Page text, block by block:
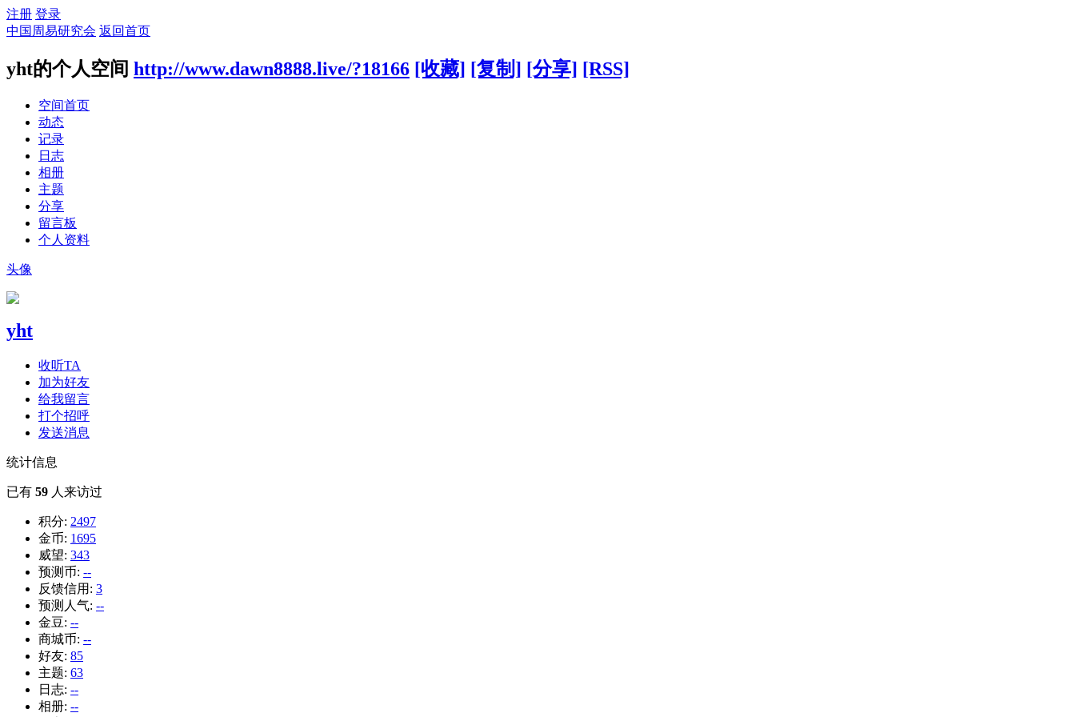
注册 登录
中国周易研究会 返回首页
yht的个人空间 http://www.dawn8888.live/?18166 [收藏] [复制] [分享] [RSS]
空间首页
动态
记录
日志
相册
主题
分享
留言板
个人资料
头像
yht
收听TA
加为好友
给我留言
打个招呼
发送消息
统计信息
已有 59 人来访过
积分: 2497
金币: 1695
威望: 343
预测币: --
反馈信用: 3
预测人气: --
金豆: --
商城币: --
好友: 85
主题: 63
日志: --
相册: --